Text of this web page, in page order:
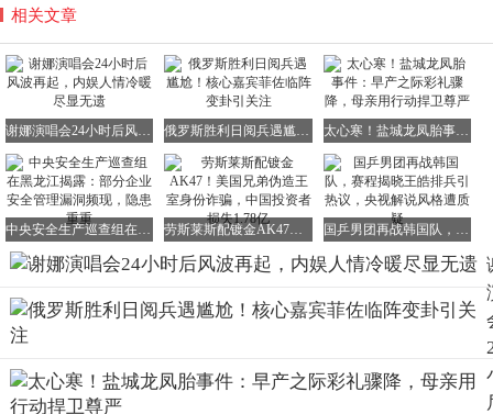
的纪念。
尤其是5月6日的第二场演唱会，还恰逢她45岁的生日，三重
意义叠加，使得这场演出更加引人注目。
消息一出，立刻在网上引起了轩然大波。
许多网友纷纷表示不解，认为她作为主持人已经非常成功，
何必非要去凑歌手的热闹呢？
办过演出。
除了在综艺节目中偶尔搞怪唱几句《菠萝菠萝蜜》之外，她
几乎没有任何主打歌曲，怎么敢开万人演唱会呢？
相关文章
谢娜演唱会24小时后风波再起，内娱人情冷暖尽显无遗 俄罗斯胜利日阅兵遇尴尬！核心嘉宾菲佐临阵变卦引关注 太心寒！盐城龙凤胎事件：早产之际彩礼骤降，母亲用行动捍卫尊严
中央安全生产巡查组在黑龙江揭露：部分企业安全管理漏洞频现，隐患重重 劳斯莱斯配镀金AK47！美国兄弟伪造王室身份诈骗，中国投资者损失1.78亿 国乒男团再战韩国队，赛程揭晓王皓排兵引热议，央视解说风格遭质疑